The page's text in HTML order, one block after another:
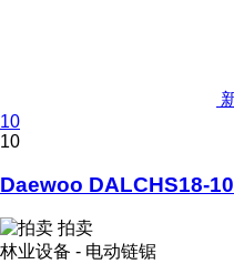
10
10
Daewoo DALCHS18-10
拍卖
林业设备 - 电动链锯